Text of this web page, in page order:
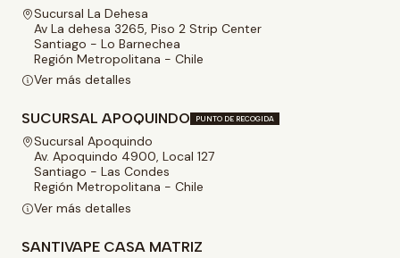
Sucursal La Dehesa
Av La dehesa 3265, Piso 2 Strip Center
Santiago - Lo Barnechea
Región Metropolitana - Chile
Ver más detalles
SUCURSAL APOQUINDO PUNTO DE RECOGIDA
Sucursal Apoquindo
Av. Apoquindo 4900, Local 127
Santiago - Las Condes
Región Metropolitana - Chile
Ver más detalles
SANTIVAPE CASA MATRIZ